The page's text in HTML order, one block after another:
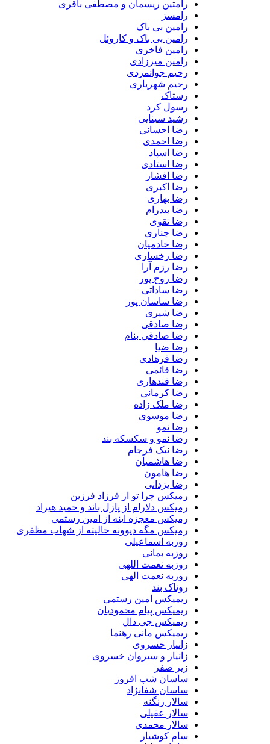
رامتین ریسمان و مصطفی باقری
رامسز
رامین بی باک
رامین بی باک و کاروئل
رامین فاخری
رامین میرزادی
رحیم جوانمردی
رحیم شهریاری
رستاک
رسول کرد
رشید سینایی
رضا احسانی
رضا احمدی
رضا اسپاد
رضا استادی
رضا افشار
رضا اکبری
رضا بهاری
رضا بیدرام
رضا تقوی
رضا چناری
رضا خادمیان
رضا رخساری
رضا رزم آرا
رضا روح پور
رضا ساداتی
رضا ساسان پور
رضا شیری
رضا صادقی
رضا صادقی بنام
رضا ضیا
رضا فرهادی
رضا قائمی
رضا قندهاری
رضا کرمانی
رضا ملک زاده
رضا موسوی
رضا نمو
رضا نمو و سکسکه بند
رضا نیک فرجام
رضا هاشمیان
رضا هامون
رضا یزدانی
رمیکس چرا تو از فرزاد فرزین
رمیکس دلارام از پازل باند و حمید هیراد
رمیکس معجزه اینه از امین رستمی
رمیکس مگه دیوونه حالیته از شهاب مظفری
روزبه اسماعیلی
روزبه بمانی
روزبه نعمت اللهی
روزبه نعمت الهی
روناک بند
ریمیکس امین رستمی
ریمیکس پیام محمودیان
ریمیکس جی دال
ریمیکس مانی رهنما
زانیار خسروی
زانیار و سیروان خسروی
زیر صفر
ساسان شب افروز
ساسان شفانژاد
سالار زنگنه
سالار عقیلی
سالار محمدی
سام کوشیار